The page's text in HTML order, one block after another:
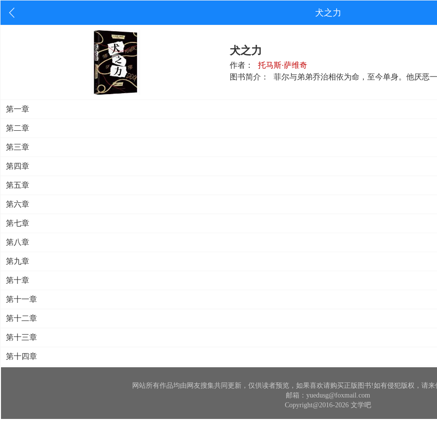
犬之力
犬之力
作者：
托马斯·萨维奇
图书简介：
菲尔与弟弟乔治相依为命，至今单身。他厌恶
第一章
第二章
第三章
第四章
第五章
第六章
第七章
第八章
第九章
第十章
第十一章
第十二章
第十三章
第十四章
网站所有作品均由网友搜集共同更新，仅供读者预览，如果喜欢请购买正版图书!如有侵犯版权，请来
邮箱：yuedusg@foxmail.com
Copyright@2016-2026 文学吧